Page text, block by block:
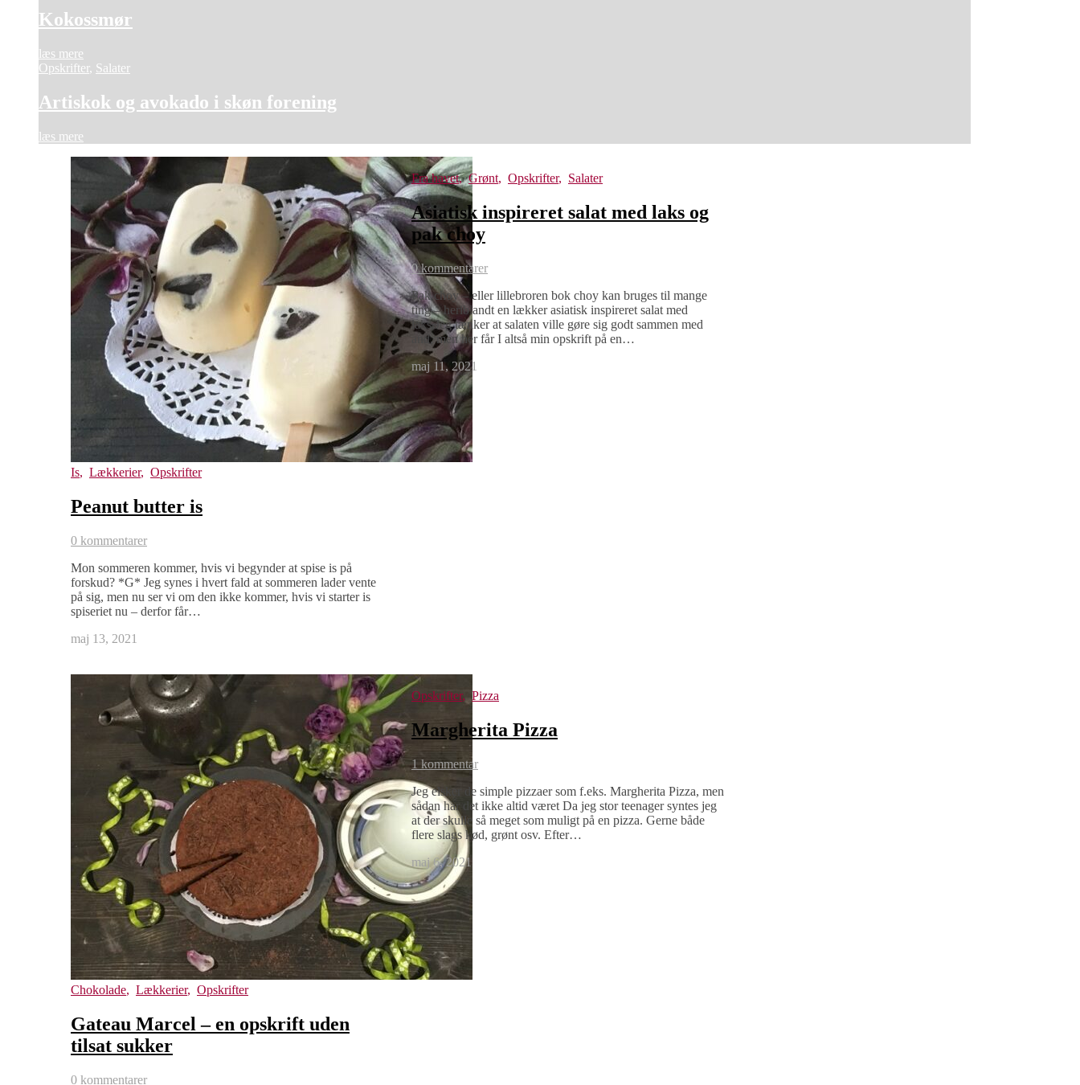
Kokossmør
læs mere
Opskrifter, Salater
Artiskok og avokado i skøn forening
læs mere
Is, Lækkerier, Opskrifter
Peanut butter is
0 kommentarer
Mon sommeren kommer, hvis vi begynder at spise is på
forskud? *G* Jeg synes i hvert fald at sommeren lader vente
på sig, men nu ser vi om den ikke kommer, hvis vi starter is
spiseriet nu – derfor får…
maj 13, 2021
Fra havet,Grønt, Opskrifter, Salater
Asiatisk inspireret salat med laks og
pak choy
0 kommentarer
Pak choy – eller lillebroren bok choy kan bruges til mange
ting – heriblandt en lækker asiatisk inspireret salat med
laks.Jeg tænker at salaten ville gøre sig godt sammen med
and, men her får I altså min opskrift på en…
maj 11, 2021
Chokolade, Lækkerier, Opskrifter
Gateau Marcel – en opskrift uden
tilsat sukker
0 kommentarer
Opskrifter, Pizza
Margherita Pizza
1 kommentar
Jeg elsker de simple pizzaer som f.eks. Margherita Pizza, men
sådan har det ikke altid været Da jeg stor teenager syntes jeg
at der skulle så meget som muligt på en pizza. Gerne både
flere slags kød, grønt osv. Efter…
maj 6, 2021